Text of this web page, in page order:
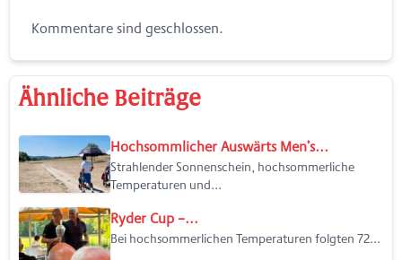
Kommentare sind geschlossen.
Ähnliche Beiträge
Hochsommlicher Auswärts Men’s...
Strahlender Sonnenschein, hochsommerliche
Temperaturen und...
Ryder Cup –...
Bei hochsommerlichen Temperaturen folgten 72...